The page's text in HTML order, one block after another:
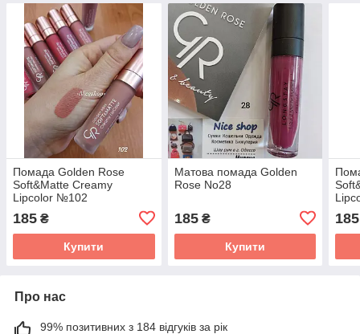
Помада Golden Rose
Soft&Matte Creamy
Lipcolor №102
185 ₴
Купити
Матова помада Golden
Rose No28
185₴
Купити
185
Про нас
99% позитивних з 184 відгуків за рік